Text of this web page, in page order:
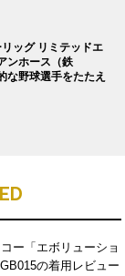
ッグ リミテッドエ
ンホース（鉄
な野球選手をたたえ
ー「エボリューショ
の着用レビュー